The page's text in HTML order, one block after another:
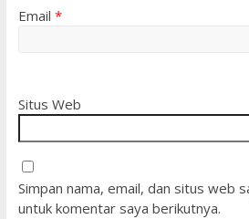
Email *
Situs Web
Simpan nama, email, dan situs web
untuk komentar saya berikutnya.